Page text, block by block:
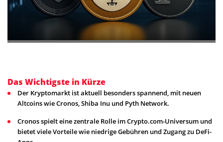
Das Wichtigste in Kürze
Der Kryptomarkt ist aktuell besonders spannend, mit neuen
Altcoins wie Cronos, Shiba Inu und Pyth Network.
Cronos spielt eine zentrale Rolle im Crypto.com-Universum und
bietet viele Vorteile wie niedrige Gebühren und Zugang zu DeFi-